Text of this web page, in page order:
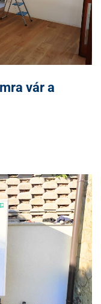
vár a